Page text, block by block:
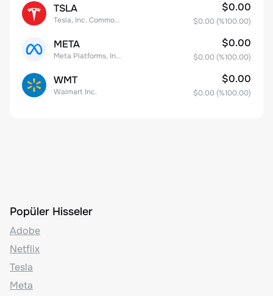
TSLA
Tesla, Inc. Common Stock
$0.00
$0.00 (%100.00)
META
Meta Platforms, Inc. Class A Common Stock
$0.00
$0.00 (%100.00)
WMT
Walmart Inc.
$0.00
$0.00 (%100.00)
Popüler Hisseler
Adobe
Netflix
Tesla
Meta